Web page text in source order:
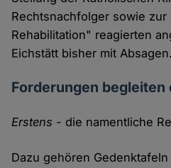
Rechtsnachfolger sowie
Rehabilitation" reagierten
Eichstätt bisher mit Absagen.
Forderungen begleiten
Erstens - die namentliche
Dazu gehören Gedenktafeln